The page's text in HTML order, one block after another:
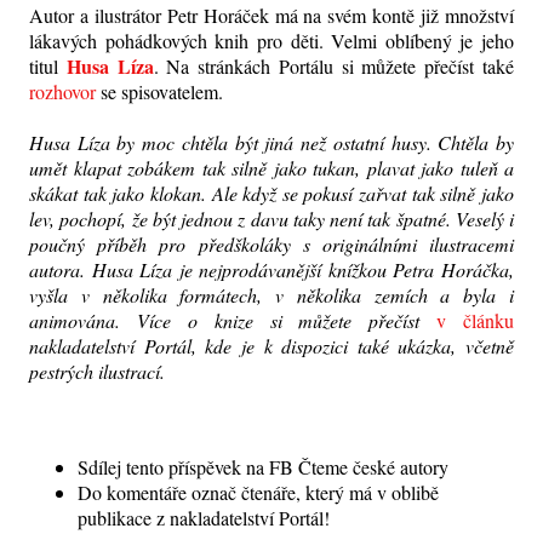
Autor a ilustrátor Petr Horáček má na svém kontě již množství
lákavých pohádkových knih pro děti. Velmi oblíbený je jeho
titul Husa Líza. Na stránkách Portálu si můžete přečíst také
rozhovorse spisovatelem.
Husa Líza by moc chtěla být jiná než ostatní husy. Chtěla by
umět klapat zobákem tak silně jako tukan, plavat jako tuleň a
skákat tak jako klokan. Ale když se pokusí zařvat tak silně jako
lev, pochopí, že být jednou z davu taky není tak špatné. Veselý i
poučný příběh pro předškoláky s originálními ilustracemi
autora. Husa Líza je nejprodávanější knížkou Petra Horáčka,
vyšla v několika formátech, v několika zemích a byla i
animována. Více o knize si můžete přečístv článku
nakladatelství Portál, kde je k dispozici také ukázka, včetně
pestrých ilustrací.
Sdílej tento příspěvek na FB Čteme české autory
Do komentáře označ čtenáře, který má v oblibě
publikace z nakladatelství Portál!